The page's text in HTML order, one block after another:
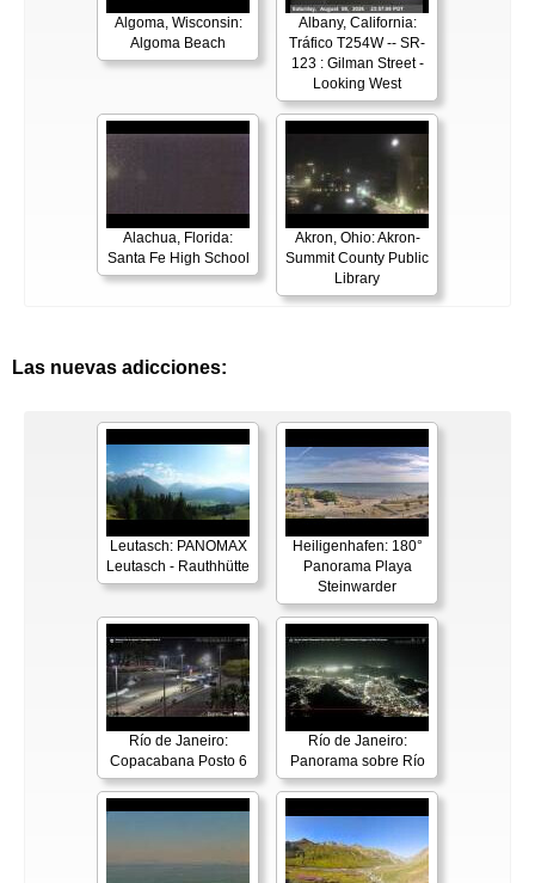
Algoma, Wisconsin:
Algoma Beach
Albany, California:
Tráfico T254W -- SR-
123 : Gilman Street -
Looking West
Alachua, Florida:
Santa Fe High School
Akron, Ohio: Akron-
Summit County Public
Library
Las nuevas adicciones:
Leutasch: PANOMAX
Leutasch - Rauthhütte
Heiligenhafen: 180°
Panorama Playa
Steinwarder
Río de Janeiro:
Copacabana Posto 6
Río de Janeiro:
Panorama sobre Río